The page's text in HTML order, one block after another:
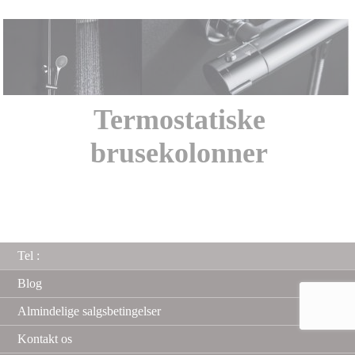
Termostatiske
brusekolonner
Tel :
Blog
Almindelige salgsbetingelser
Kontakt os